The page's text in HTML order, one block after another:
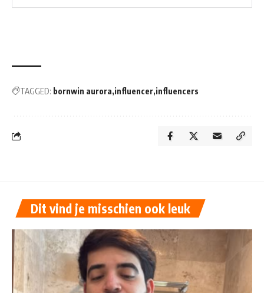
TAGGED: bornwin aurora influencer influencers
Dit vind je misschien ook leuk